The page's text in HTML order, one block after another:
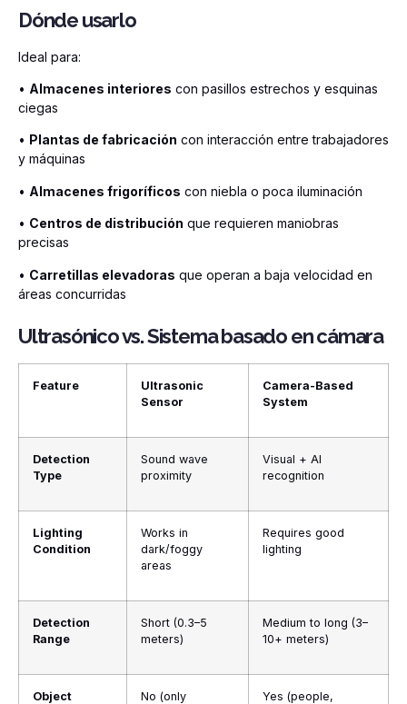
Dónde usarlo
Ideal para:
• Almacenes interiores con pasillos estrechos y esquinas
ciegas
• Plantas de fabricación con interacción entre trabajadores
y máquinas
• Almacenes frigoríficos con niebla o poca iluminación
• Centros de distribución que requieren maniobras
precisas
• Carretillas elevadoras que operan a baja velocidad en
áreas concurridas
Ultrasónico vs. Sistema basado en cámara
Feature
Ultrasonic
Sensor
Camera-Based
System
Detection
Type
Sound wave
proximity
Visual + AI
recognition
Lighting
Condition
Works in
dark/foggy
areas
Requires good
lighting
Detection
Range
Short (0.3–5
meters)
Medium to long (3–
10+ meters)
Object
No (only
Yes (people,